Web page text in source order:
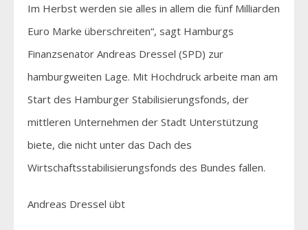
Im Herbst werden sie alles in allem die fünf Milliarden
Euro Marke überschreiten“, sagt Hamburgs
Finanzsenator Andreas Dressel (SPD) zur
hamburgweiten Lage. Mit Hochdruck arbeite man am
Start des Hamburger Stabilisierungsfonds, der
mittleren Unternehmen der Stadt Unterstützung
biete, die nicht unter das Dach des
Wirtschaftsstabilisierungsfonds des Bundes fallen.
Andreas Dressel übt